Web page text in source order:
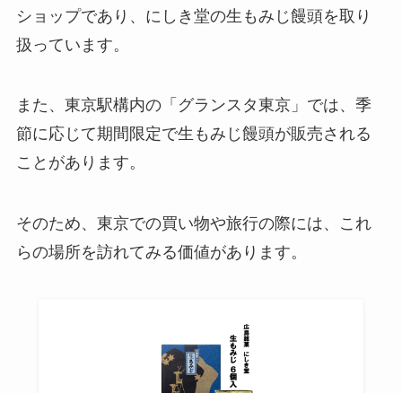
を紹介！
Amazonで売ってない？
グミエッグはどこで買える？
Amazonで売ってる？販売終了の
噂を調査！
宝石箱アイスは今売ってる？復刻
六花のつゆ どこで売ってる？東京
駅で買える？
ショップであり、にしき堂の生もみじ饅頭を取り
扱っています。
また、東京駅構内の「グランスタ東京」では、季
節に応じて期間限定で生もみじ饅頭が販売される
ことがあります。
そのため、東京での買い物や旅行の際には、これ
らの場所を訪れてみる価値があります。